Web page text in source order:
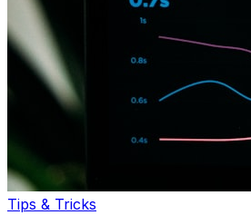
Tips & Tricks